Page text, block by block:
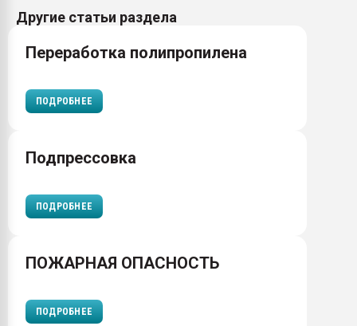
Другие статьи раздела
Переработка полипропилена
ПОДРОБНЕЕ
Подпрессовка
ПОДРОБНЕЕ
ПОЖАРНАЯ ОПАСНОСТЬ
ПОДРОБНЕЕ